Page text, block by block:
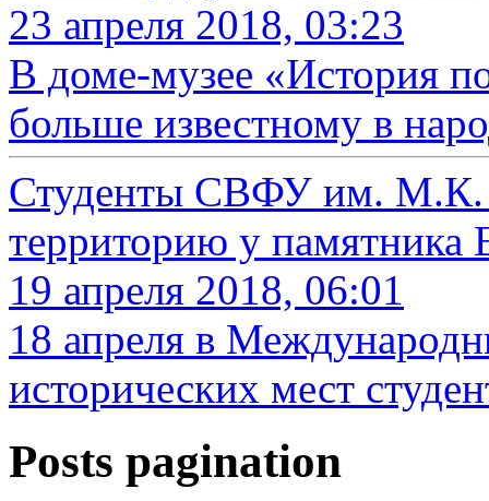
23 апреля 2018, 03:23
В доме-музее «История
больше известному в
Студенты СВФУ им. М.К.
территорию у памятника
19 апреля 2018, 06:01
18 апреля в
исторических мест
Posts pagination